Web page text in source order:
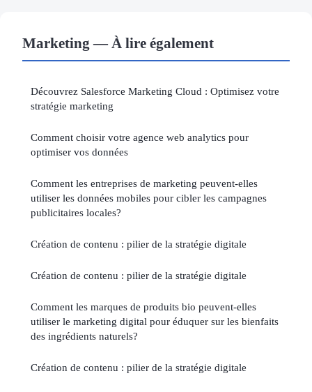
Marketing — À lire également
Découvrez Salesforce Marketing Cloud : Optimisez votre
stratégie marketing
Comment choisir votre agence web analytics pour
optimiser vos données
Comment les entreprises de marketing peuvent-elles
utiliser les données mobiles pour cibler les campagnes
publicitaires locales?
Création de contenu : pilier de la stratégie digitale
Création de contenu : pilier de la stratégie digitale
Comment les marques de produits bio peuvent-elles
utiliser le marketing digital pour éduquer sur les bienfaits
des ingrédients naturels?
Création de contenu : pilier de la stratégie digitale